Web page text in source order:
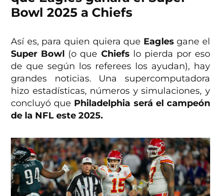
Bowl 2025 a Chiefs
Así es, para quien quiera que Eagles gane el
Super Bowl (o que Chiefs lo pierda por eso
de que según los referees los ayudan), hay
grandes noticias. Una supercomputadora
hizo estadísticas, números y simulaciones, y
concluyó que Philadelphia será el campeón
de la NFL este 2025.